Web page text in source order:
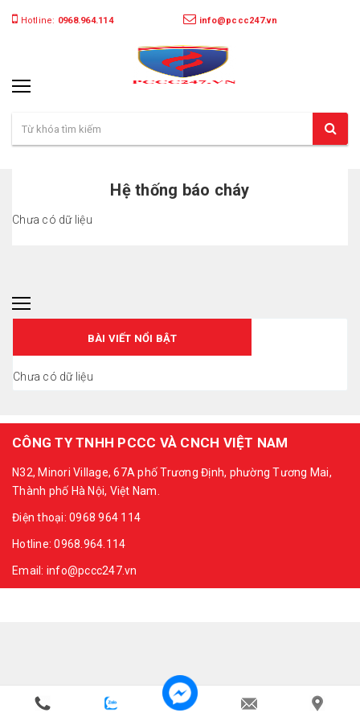
Hotline: 0968.964.114 info@pccc247.vn
Hệ thống báo cháy
Chưa có dữ liệu
BÀI VIẾT NỔI BẬT
Chưa có dữ liệu
CÔNG TY TNHH PCCC VÀ CNCH VIỆT NAM
N32, Minori Village, 67A phố Trương Định, phường Tương Mai,
Thành phố Hà Nội, Việt Nam.
Điện thoại: 0968 964 114
Hotline: 0968.964.114
Email: info@pccc247.vn